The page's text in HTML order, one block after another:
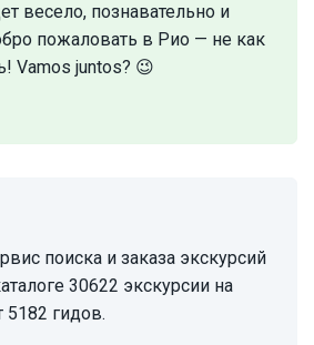
весело, познавательно и
пожаловать в Рио — не как
Vamos juntos? 😉
поиска и заказа экскурсий
30622 экскурсии на
5182 гидов.